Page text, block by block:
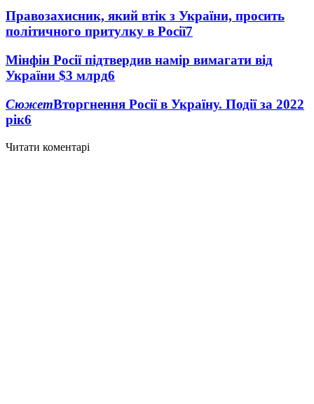
Правозахисник, який втік з України, просить
політичного притулку в Росії7
Мінфін Росії підтвердив намір вимагати від
України $3 млрд6
СюжетВторгнення Росії в Україну. Події за 2022
рік6
Читати коментарі